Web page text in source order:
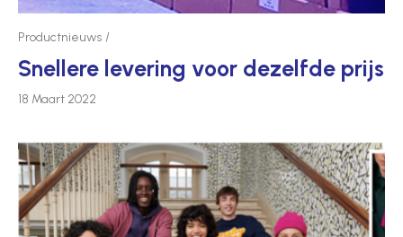
Productnieuws
Snellere levering voor dezelfde prijs
18 Maart 2022